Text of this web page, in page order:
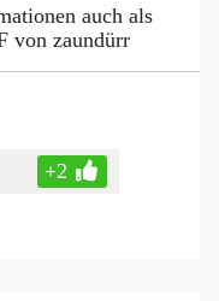
auch als
von zaundürr
+2